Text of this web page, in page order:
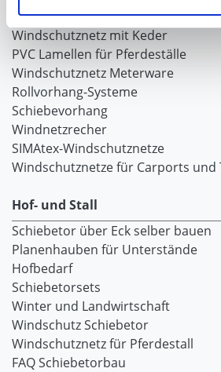
Windschutznetz mit Ösen
Windschutznetz mit Keder
PVC Lamellen für Pferdeställe
Windschutznetz Meterware
Rollvorhang-Systeme
Schiebevorhang
Windnetzrecher
SIMAtex-Windschutznetze
Windschutznetze für Carports und
Hof- und Stall
Schiebetor über Eck selber bauen
Planenhauben für Unterstände
Hofbedarf
Schiebetorsets
Winter und Landwirtschaft
Windschutz Schiebetor
Windschutznetz für Pferdestall
FAQ Schiebetorbau